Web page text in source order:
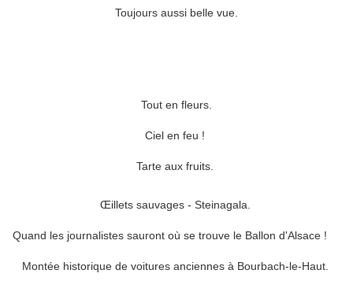
Toujours aussi belle vue.
Tout en fleurs.
Ciel en feu !
Tarte aux fruits.
Œillets sauvages - Steinagala.
Quand les journalistes sauront où se trouve le Ballon d'Alsace !
Montée historique de voitures anciennes à Bourbach-le-Haut.